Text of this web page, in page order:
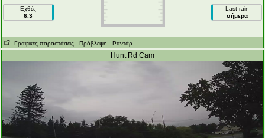
Εχθές
6.3
Last rain
σήμερα
Γραφικές παραστάσεις - Πρόβλεψη - Ραντάρ
Hunt Rd Cam